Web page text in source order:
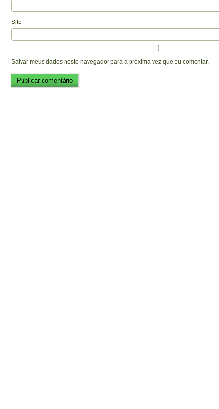
Site
Salvar meus dados neste navegador para a próxima vez que eu comentar.